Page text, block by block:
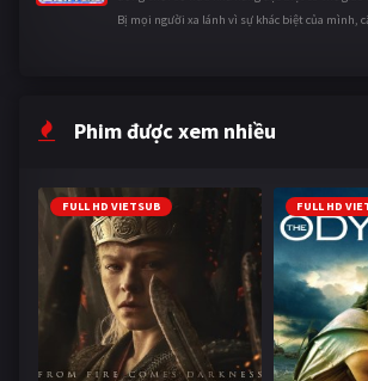
Bị mọi người xa lánh vì sự khác biệt của mình,
Phim được xem nhiều
FULL HD VIETSUB FULL HD